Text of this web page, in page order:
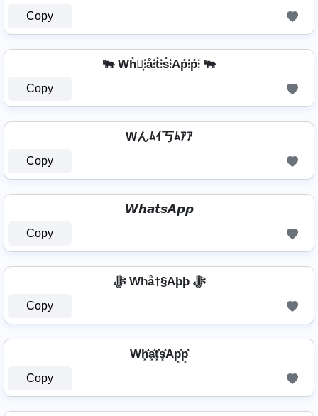
Copy
🐃 Wh̊⫶͎⫶å⫶t̊⫶s̊⫶Ap̊⫶p̊⫶ 🐃
Copy
Wんﾑｲ丂ﾑｱｱ
Copy
𝙒𝙝𝙖𝙩𝙨𝘼𝙥𝙥
Copy
ﷻ Whå†§Aþþ ﷻ
Copy
Wh͓̽̾a͓̽t͓̽s͓̽Ap͓̽p͓̽
Copy